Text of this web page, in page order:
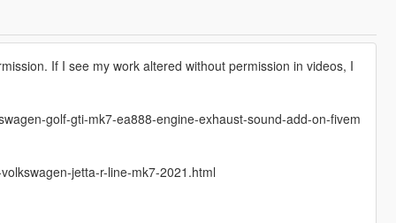
If I see my work altered without permission in videos, I
golf-gti-mk7-ea888-engine-exhaust-sound-add-on-fivem
jetta-r-line-mk7-2021.html